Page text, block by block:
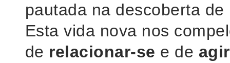
pautada na descoberta
Esta vida nova nos
de relacionar-se e de agir